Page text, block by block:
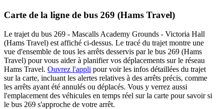
Carte de la ligne de bus 269 (Hams Travel)
Le trajet du bus 269 - Mascalls Academy Grounds - Victoria Hall
(Hams Travel) est affiché ci-dessus. Le tracé du trajet montre une
vue d'ensemble de tous les arrêts desservis par le bus 269 (Hams
Travel) pour vous aider à planifier vos déplacements sur le réseau
Hams Travel. Ouvrez l'appli pour voir les infos détaillées du trajet
sur la carte, incluant les alertes relatives à des arrêts précis, comme
les arrêts ayant été annulés ou déplacés. Vous y verrez aussi
l'emplacement des véhicules en temps réel sur la carte pour savoir si
le bus 269 s'approche de votre arrêt.